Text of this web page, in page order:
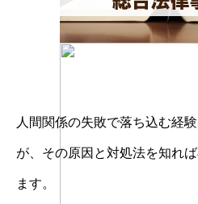
人間関係の失敗で落ち込む経
が、その原因と対処法を知れ
ます。